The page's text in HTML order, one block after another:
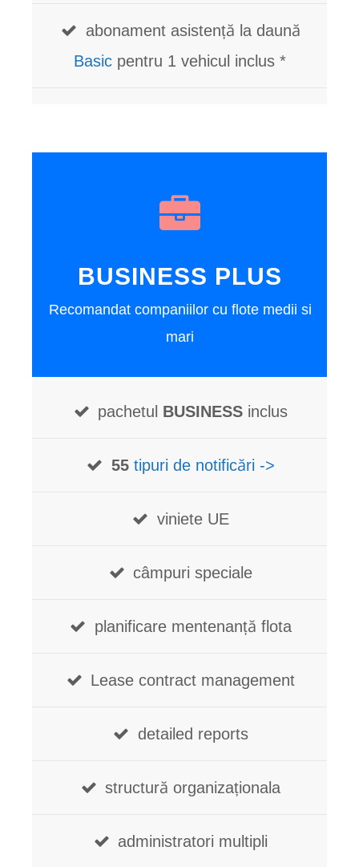
abonament asistență la daună
Basicpentru 1 vehicul inclus *
BUSINESS PLUS
Recomandat companiilor cu flote medii si
mari
pachetul BUSINESS inclus
55 tipuri de notificări ->
viniete UE
câmpuri speciale
planificare mentenanță flota
Lease contract management
detailed reports
structură organizaționala
administratori multipli